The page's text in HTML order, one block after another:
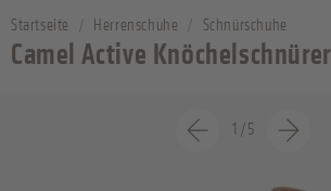
Startseite Herrenschuhe Schnürschuhe
Camel Active Knöchelschnürer
1 /5